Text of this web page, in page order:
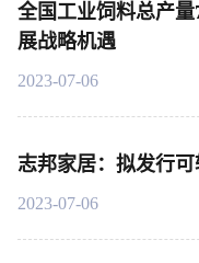
全国工业饲料总产量
展战略机遇
2023-07-06
志邦家居：拟发行
2023-07-06